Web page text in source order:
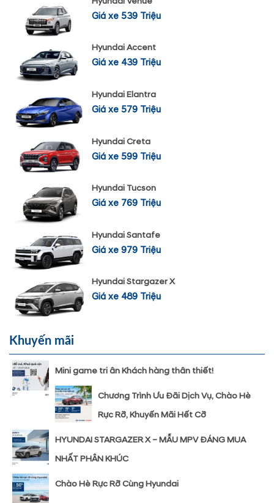
Giá xe 539 Triệu
Hyundai Accent
Giá xe 439 Triệu
Hyundai Elantra
Giá xe 579 Triệu
Hyundai Creta
Giá xe 599 Triệu
Hyundai Tucson
Giá xe 769 Triệu
Hyundai Santafe
Giá xe 979 Triệu
Hyundai Stargazer X
Giá xe 489 Triệu
Khuyến mãi
Mini game tri ân Khách hàng thân thiết!
Chương Trình Ưu Đãi Dịch Vụ, Chào Hè
Rực Rỡ, Khuyến Mãi Hết Cỡ
HYUNDAI STARGAZER X – MẪU MPV ĐÁNG MUA
NHẤT PHÂN KHÚC
Chào Hè Rực Rỡ Cùng Hyundai